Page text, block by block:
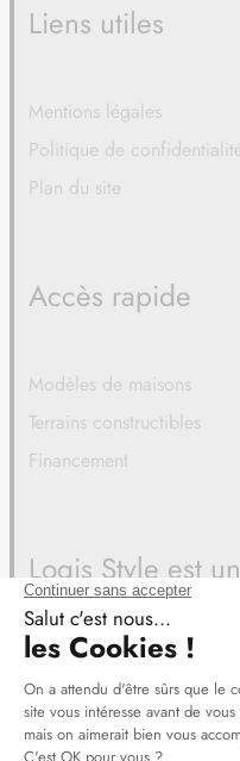
Liens utiles
Mentions légales
Politique de
Plan du site
Accès rapide
Modèles de maisons
Terrains constructibles
Financement
Logis Style est
BDL